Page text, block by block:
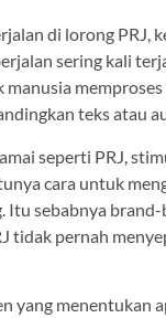
di lorong PRJ,
sering kali
teks atau
seperti PRJ,
cara untuk
Itu sebabnya
tidak pernah
yang menentukan